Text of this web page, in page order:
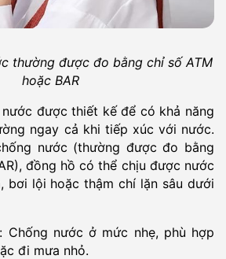
thường được đo bằng chỉ số ATM
hoặc BAR
được thiết kế để có khả năng
ngay cả khi tiếp xúc với nước.
nước (thường được đo bằng
đồng hồ có thể chịu được nước
bơi lội hoặc thậm chí lặn sâu dưới
Chống nước ở mức nhẹ, phù hợp
đi mưa nhỏ.